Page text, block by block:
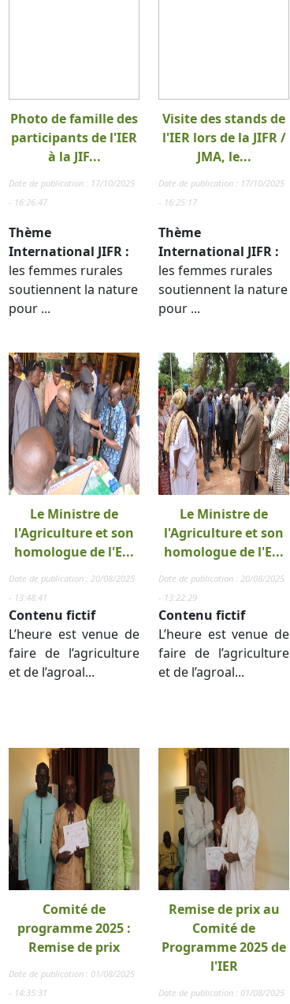
Photo de famille des
participants de l'IER
à la JIF...
Date de publication : 17/10/2025
- 16:26:47
Thème
International JIFR :
les femmes rurales
soutiennent la nature
pour ...
Visite des stands de
l'IER lors de la JIFR /
JMA, le...
Date de publication : 17/10/2025
- 16:25:17
Thème
International JIFR :
les femmes rurales
soutiennent la nature
pour ...
Le Ministre de
l'Agriculture et son
homologue de l'E...
Date de publication : 20/08/2025
- 13:48:41
Contenu fictif
L’heure est venue de
faire de l’agriculture
et de l’agroal...
Le Ministre de
l'Agriculture et son
homologue de l'E...
Date de publication : 20/08/2025
- 13:22:29
Contenu fictif
L’heure est venue de
faire de l’agriculture
et de l’agroal...
Comité de
programme 2025 :
Remise de prix
Date de publication : 01/08/2025
- 14:35:31
Remise de prix au
Comité de
Programme 2025 de
l'IER
Date de publication : 01/08/2025